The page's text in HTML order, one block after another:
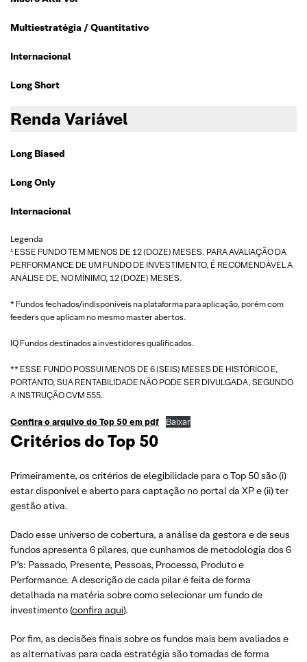
Multiestratégia / Quantitativo
Internacional
Long Short
Renda Variável
Long Biased
Long Only
Internacional
Legenda
¹ ESSE FUNDO TEM MENOS DE 12 (DOZE) MESES. PARA AVALIAÇÃO DA
PERFORMANCE DE UM FUNDO DE INVESTIMENTO, É RECOMENDÁVEL A
ANÁLISE DE, NO MÍNIMO, 12 (DOZE) MESES.
* Fundos fechados/indisponíveis na plataforma para aplicação, porém com
feeders que aplicam no mesmo master abertos.
IQ Fundos destinados a investidores qualificados.
** ESSE FUNDO POSSUI MENOS DE 6 (SEIS) MESES DE HISTÓRICO E,
PORTANTO, SUA RENTABILIDADE NÃO PODE SER DIVULGADA, SEGUNDO
A INSTRUÇÃO CVM 555.
Confira o arquivo do Top 50 em pdf Baixar
Critérios do Top 50
Primeiramente, os critérios de elegibilidade para o Top 50 são (i)
estar disponível e aberto para captação no portal da XP e (ii) ter
gestão ativa.
Dado esse universo de cobertura, a análise da gestora e de seus
fundos apresenta 6 pilares, que cunhamos de metodologia dos 6
P’s: Passado, Presente, Pessoas, Processo, Produto e
Performance. A descrição de cada pilar é feita de forma
detalhada na matéria sobre como selecionar um fundo de
investimento (confira aqui).
Por fim, as decisões finais sobre os fundos mais bem avaliados e
as alternativas para cada estratégia são tomadas de forma